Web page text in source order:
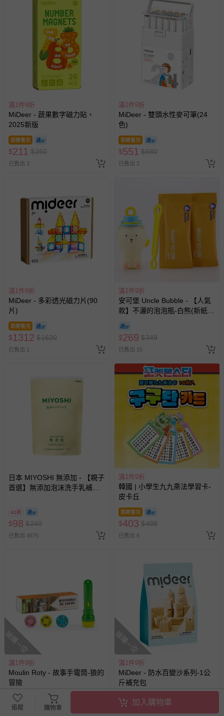
滿1件9折
MiDeer - 蔬果數字磁力貼，
2025新版
即將售完
$211 $260
已售出 3
滿1件9折
MiDeer - 雙頭水性麥可筆(24
色)
即將售完
$551 $680
已售出 2
滿1件9折
MiDeer - 多彩透光磁力片(90
片)
即將售完
$1312 $1620
已售出 1
滿1件9折
安可堡 Uncle Bubble - 【人氣
款】不灑的泡泡瓶-白熊(新紙盒
$269 $349
已售出 15
日本 MIYOSHI 無添加 - 【親子
首選】無添加泡沫洗手乳補充
41折
$98 $240
已售出 4575
滿1件9折
韓國 | 小學生九九乘法學習卡-
皮卡丘
即將售完
$403 $498
已售出 6
搶購一空
滿1件9折
Moulin Roty - 故事手電筒-狼的
冒險
$365 450
搶購一空
滿1件9折
MiDeer - 防水百變沙系列-1公
斤補充包
389
追蹤 購物車
加入購物車